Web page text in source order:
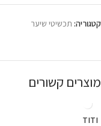
קטגוריה: תכשיטי שיער
מוצרים קשורים
TITI